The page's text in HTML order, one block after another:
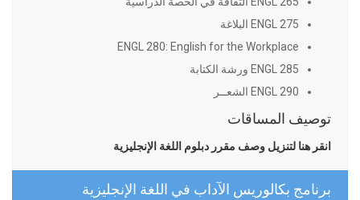
ENGL 275 البلاغة
ENGL 280: English for the Workplace
ENGL 285 ورشة الكتابة
ENGL 290 الشعــر
توصيف المساقات
انقر هنا لتنزيل وصف مقرر دبلوم اللغة الإنجليزية
برنامج بكالوريس الآداب في اللغة الإنجليزية